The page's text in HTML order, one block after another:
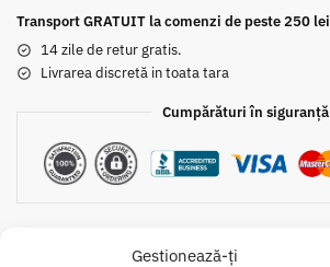
Gestionează-ți
Transport GRATUIT la comenzi de peste 250 lei
14 zile de retur gratis.
Livrarea discretă in toata tara
Cumpărături în siguranță